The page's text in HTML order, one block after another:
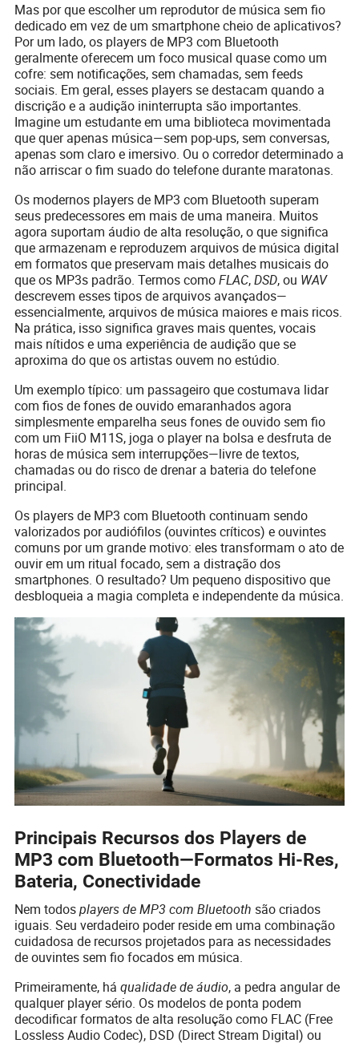
Mas por que escolher um reprodutor de música sem fio
dedicado em vez de um smartphone cheio de aplicativos?
Por um lado, os players de MP3 com Bluetooth
geralmente oferecem um foco musical quase como um
cofre: sem notificações, sem chamadas, sem feeds
sociais. Em geral, esses players se destacam quando a
discrição e a audição ininterrupta são importantes.
Imagine um estudante em uma biblioteca movimentada
que quer apenas música—sem pop-ups, sem conversas,
apenas som claro e imersivo. Ou o corredor determinado a
não arriscar o fim suado do telefone durante maratonas.
Os modernos players de MP3 com Bluetooth superam
seus predecessores em mais de uma maneira. Muitos
agora suportam áudio de alta resolução, o que significa
que armazenam e reproduzem arquivos de música digital
em formatos que preservam mais detalhes musicais do
que os MP3s padrão. Termos comoFLAC,DSD, ou WAV
descrevem esses tipos de arquivos avançados—
essencialmente, arquivos de música maiores e mais ricos.
Na prática, isso significa graves mais quentes, vocais
mais nítidos e uma experiência de audição que se
aproxima do que os artistas ouvem no estúdio.
Um exemplo típico: um passageiro que costumava lidar
com fios de fones de ouvido emaranhados agora
simplesmente emparelha seus fones de ouvido sem fio
com um FiiO M11S, joga o player na bolsa e desfruta de
horas de música sem interrupções—livre de textos,
chamadas ou do risco de drenar a bateria do telefone
principal.
Os players de MP3 com Bluetooth continuam sendo
valorizados por audiófilos (ouvintes críticos) e ouvintes
comuns por um grande motivo: eles transformam o ato de
ouvir em um ritual focado, sem a distração dos
smartphones. O resultado? Um pequeno dispositivo que
desbloqueia a magia completa e independente da música.
Principais Recursos dos Players de
MP3 com Bluetooth—Formatos Hi-Res,
Bateria, Conectividade
Nem todosplayers de MP3 com Bluetooth são criados
iguais. Seu verdadeiro poder reside em uma combinação
cuidadosa de recursos projetados para as necessidades
de ouvintes sem fio focados em música.
Primeiramente, háqualidade de áudio, a pedra angular de
qualquer player sério. Os modelos de ponta podem
decodificar formatos de alta resolução como FLAC (Free
Lossless Audio Codec), DSD (Direct Stream Digital) ou